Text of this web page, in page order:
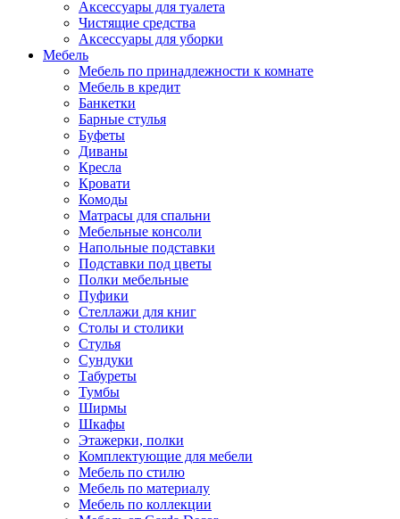
Аксессуары для туалета
Чистящие средства
Аксессуары для уборки
Мебель
Мебель по принадлежности к комнате
Мебель в кредит
Банкетки
Барные стулья
Буфеты
Диваны
Кресла
Кровати
Комоды
Матрасы для спальни
Мебельные консоли
Напольные подставки
Подставки под цветы
Полки мебельные
Пуфики
Стеллажи для книг
Столы и столики
Стулья
Сундуки
Табуреты
Тумбы
Ширмы
Шкафы
Этажерки, полки
Комплектующие для мебели
Мебель по стилю
Мебель по материалу
Мебель по коллекции